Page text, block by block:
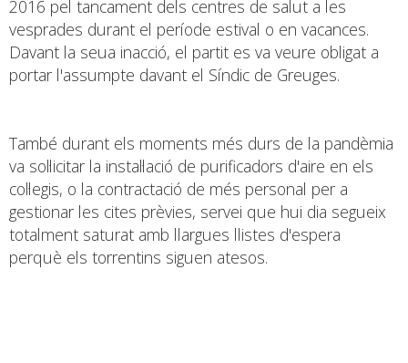
2016 pel tancament dels centres de salut a les
vesprades durant el període estival o en vacances.
Davant la seua inacció, el partit es va veure obligat a
portar l'assumpte davant el Síndic de Greuges.
També durant els moments més durs de la pandèmia
va sol·licitar la instal·lació de purificadors d'aire en els
col·legis, o la contractació de més personal per a
gestionar les cites prèvies, servei que hui dia segueix
totalment saturat amb llargues llistes d'espera
perquè els torrentins siguen atesos.